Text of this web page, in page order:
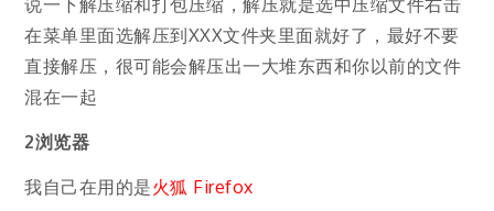
说一下解压缩和打包压缩，解压就是选中压缩文件右击
在菜单里面选解压到XXX文件夹里面就好了，最好不要
直接解压，很可能会解压出一大堆东西和你以前的文件
混在一起
2浏览器
我自己在用的是火狐 Firefox